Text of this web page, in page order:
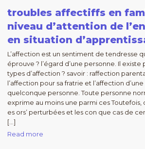
troubles affectiffs en
niveau d’attention de
en situation
L’affection est un sentiment de tendresse
éprouve ? l’égard d’une personne. Il existe
types d’affection ? savoir : raffection
l’affection pour sa fratrie et l’affection d’une
quelconque personne. Toute personne
exprime au moins une parmi ces Toutefois,
es ors’ perturbées et les con que cas de
[…]
Read more